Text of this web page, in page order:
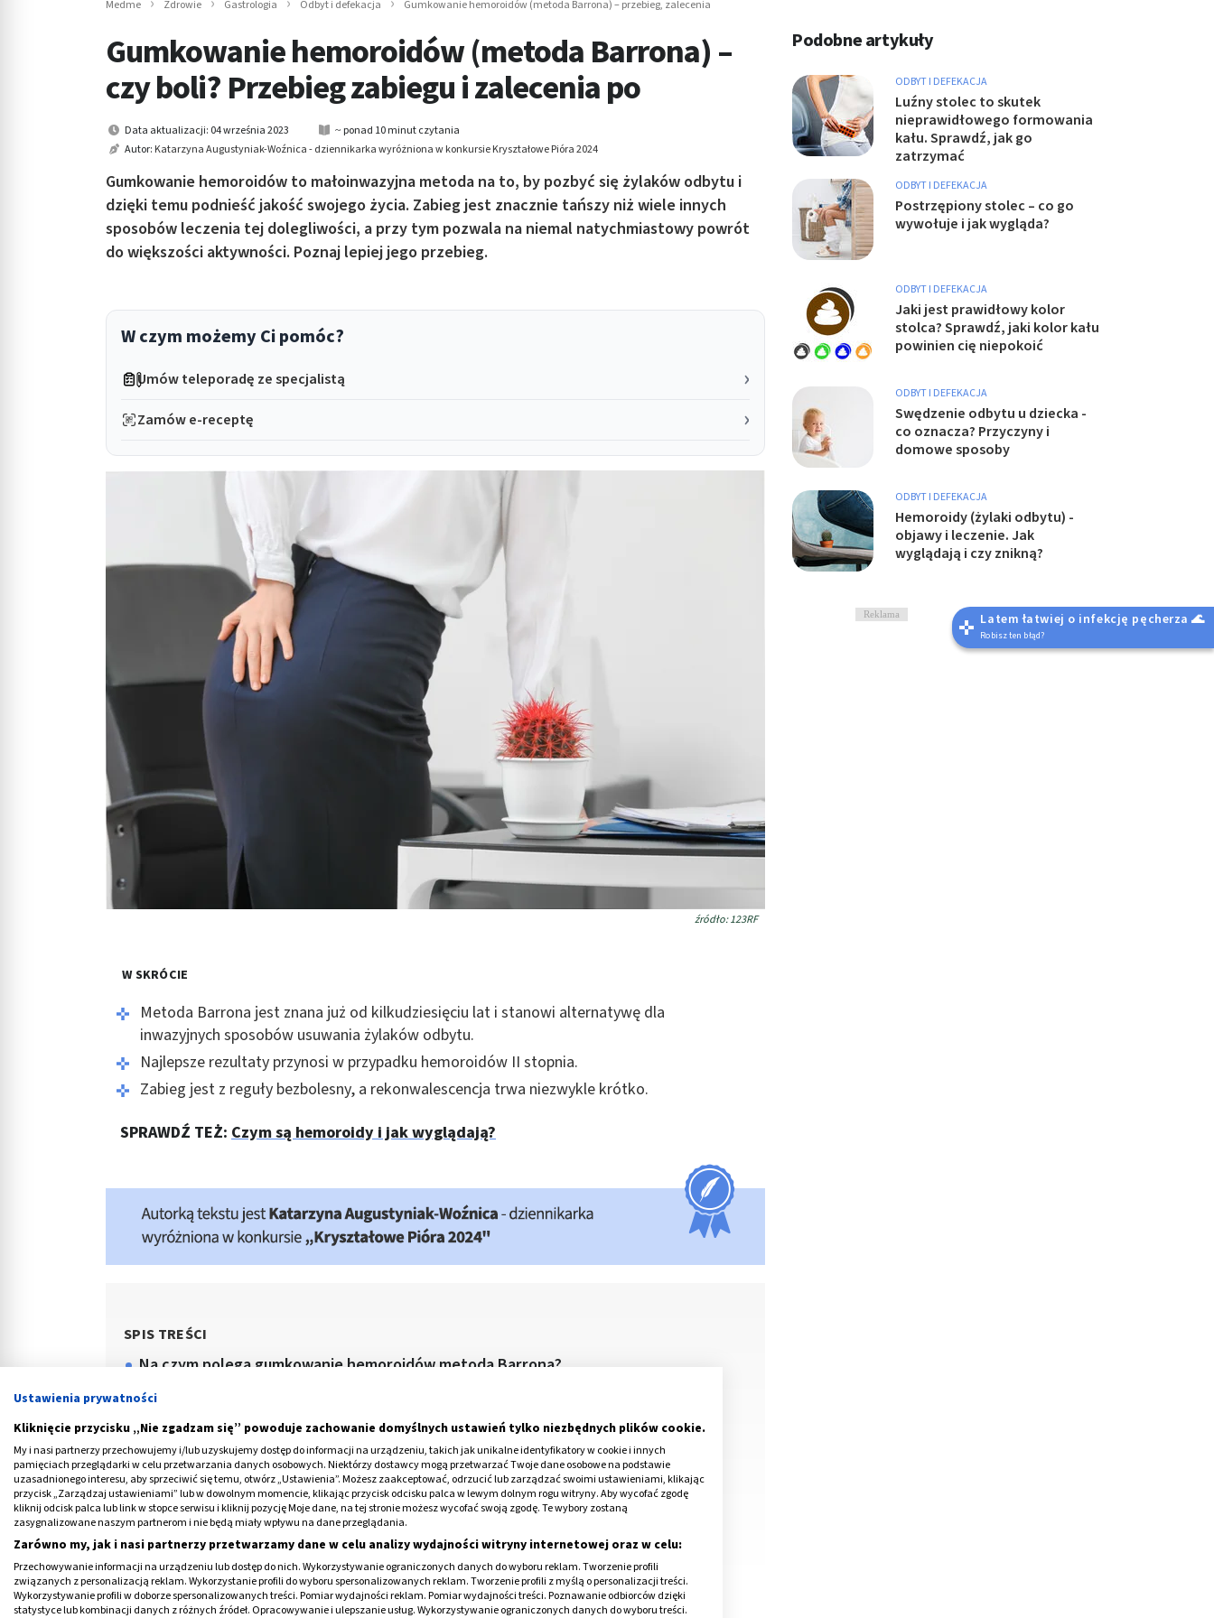
Medme Zdrowie Gastrologia Odbyt i defekacja Gumkowanie hemoroidów (metoda Barrona) – przebieg, zalecenia
Gumkowanie hemoroidów (metoda Barrona) –
czy boli? Przebieg zabiegu i zalecenia po
Data aktualizacji: 04 września 2023
~ ponad 10 minut czytania
Autor: Katarzyna Augustyniak-Woźnica - dziennikarka wyróżniona w konkursie Kryształowe Pióra 2024
Gumkowanie hemoroidów to małoinwazyjna metoda na to, by pozbyć się żylaków odbytu i
dzięki temu podnieść jakość swojego życia. Zabieg jest znacznie tańszy niż wiele innych
sposobów leczenia tej dolegliwości, a przy tym pozwala na niemal natychmiastowy powrót
do większości aktywności. Poznaj lepiej jego przebieg.
W czym możemy Ci pomóc?
Umów teleporadę ze specjalistą
Zamów e-receptę
źródło: 123RF
W SKRÓCIE
Metoda Barrona jest znana już od kilkudziesięciu lat i stanowi alternatywę dla
inwazyjnych sposobów usuwania żylaków odbytu.
Najlepsze rezultaty przynosi w przypadku hemoroidów II stopnia.
Zabieg jest z reguły bezbolesny, a rekonwalescencja trwa niezwykle krótko.
SPRAWDŹ TEŻ: Czym są hemoroidy i jak wyglądają?
SPIS TREŚCI
Na czym polega gumkowanie hemoroidów metodą Barrona?
Jak przygotować się do gumkowania hemoroidów metodą Barrona?
Leczenie hemoroidów metodą Barrona. Jak wygląda zabieg?
Czy gumkowanie hemoroidów boli?
Metoda Barrona a metoda Longo
Podobne artykuły
ODBYT I DEFEKACJA
Luźny stolec to skutek
nieprawidłowego formowania
kału. Sprawdź, jak go
zatrzymać
ODBYT I DEFEKACJA
Postrzępiony stolec – co go
wywołuje i jak wygląda?
ODBYT I DEFEKACJA
Jaki jest prawidłowy kolor
stolca? Sprawdź, jaki kolor kału
powinien cię niepokoić
ODBYT I DEFEKACJA
Swędzenie odbytu u dziecka -
co oznacza? Przyczyny i
domowe sposoby
ODBYT I DEFEKACJA
Hemoroidy (żylaki odbytu) -
objawy i leczenie. Jak
wyglądają i czy znikną?
Reklama Latem łatwiej o infekcję pęcherza 🌊
Robisz ten błąd?
Ustawienia prywatności
Kliknięcie przycisku „Nie zgadzam się” powoduje zachowanie domyślnych ustawień tylko niezbędnych plików cookie.
My i nasi partnerzy przechowujemy i/lub uzyskujemy dostęp do informacji na urządzeniu, takich jak unikalne identyfikatory w cookie i innych
pamięciach przeglądarki w celu przetwarzania danych osobowych. Niektórzy dostawcy mogą przetwarzać Twoje dane osobowe na podstawie
uzasadnionego interesu, aby sprzeciwić się temu, otwórz „Ustawienia”. Możesz zaakceptować, odrzucić lub zarządzać swoimi ustawieniami, klikając
przycisk „Zarządzaj ustawieniami” lub w dowolnym momencie, klikając przycisk odcisku palca w lewym dolnym rogu witryny. Aby wycofać zgodę
kliknij odcisk palca lub link w stopce serwisu i kliknij pozycję Moje dane, na tej stronie możesz wycofać swoją zgodę. Te wybory zostaną
zasygnalizowane naszym partnerom i nie będą miały wpływu na dane przeglądania.
Zarówno my, jak i nasi partnerzy przetwarzamy dane w celu analizy wydajności witryny internetowej oraz w celu:
Przechowywanie informacji na urządzeniu lub dostęp do nich. Wykorzystywanie ograniczonych danych do wyboru reklam. Tworzenie profili
związanych z personalizacją reklam. Wykorzystanie profili do wyboru spersonalizowanych reklam. Tworzenie profili z myślą o personalizacji treści.
Wykorzystywanie profili w doborze spersonalizowanych treści. Pomiar wydajności reklam. Pomiar wydajności treści. Poznawanie odbiorców dzięki
statystyce lub kombinacji danych z różnych źródeł. Opracowywanie i ulepszanie usług. Wykorzystywanie ograniczonych danych do wyboru treści.